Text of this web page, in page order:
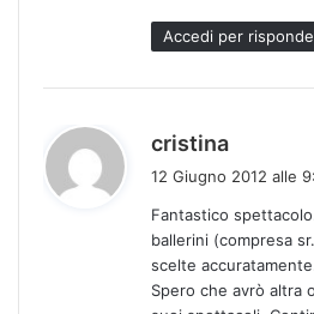
Accedi per
cristina
e
t
t
12 Giugno 2012 alle
Fantastico
ballerini (compresa
scelte
Spero che avrò altra